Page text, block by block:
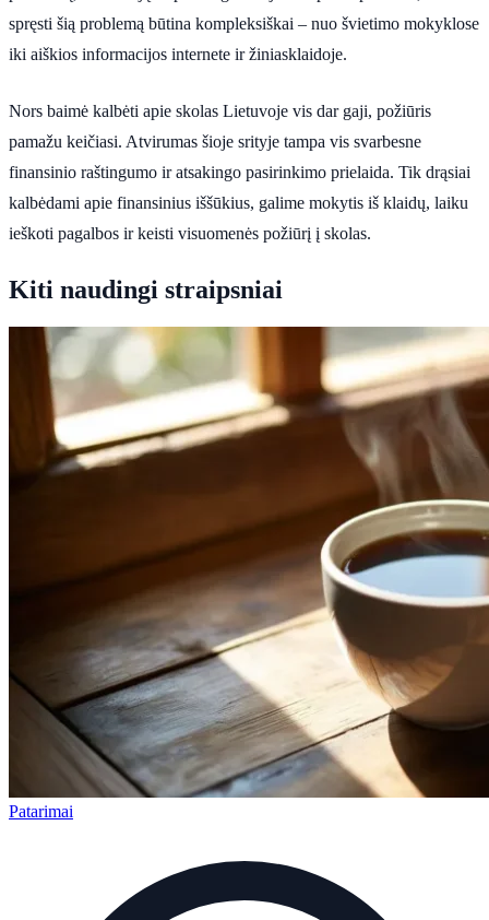
spręsti šią problemą būtina kompleksiškai – nuo švietimo mokyklose
iki aiškios informacijos internete ir žiniasklaidoje.
Nors baimė kalbėti apie skolas Lietuvoje vis dar gaji, požiūris
pamažu keičiasi. Atvirumas šioje srityje tampa vis svarbesne
finansinio raštingumo ir atsakingo pasirinkimo prielaida. Tik drąsiai
kalbėdami apie finansinius iššūkius, galime mokytis iš klaidų, laiku
ieškoti pagalbos ir keisti visuomenės požiūrį į skolas.
Kiti naudingi straipsniai
Patarimai